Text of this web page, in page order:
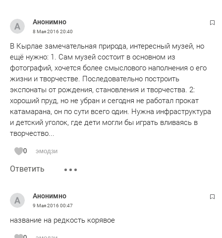
Анонимно
8 Мая 2016 20:40
В Кырлае замечательная природа, интересный музей, но
ещё нужно: 1. Сам музей состоит в основном из
фотографий, хочется более смыслового наполнения о его
жизни и творчестве. Последовательно построить
экспонаты от рождения, становления и творчества. 2:
хороший пруд, но не убран и сегодня не работал прокат
катамарана, он по сути всего один. Нужна инфраструктура
и детский уголок, где дети могли бы играть вливаясь в
творчество...
0 эмодзи
Ответить
Анонимно
9 Мая 2016 00:47
название на редкость корявое